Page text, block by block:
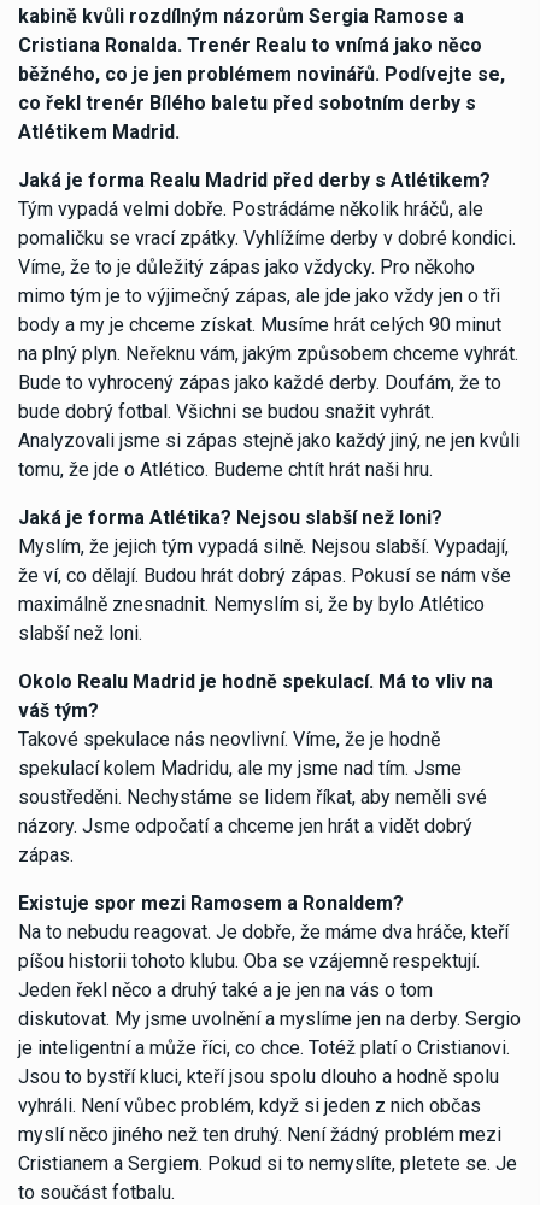
kabině kvůli rozdílným názorům Sergia Ramose a
Cristiana Ronalda. Trenér Realu to vnímá jako něco
běžného, co je jen problémem novinářů. Podívejte se,
co řekl trenér Bílého baletu před sobotním derby s
Atlétikem Madrid.
Jaká je forma Realu Madrid před derby s Atlétikem?
Tým vypadá velmi dobře. Postrádáme několik hráčů, ale
pomaličku se vrací zpátky. Vyhlížíme derby v dobré kondici.
Víme, že to je důležitý zápas jako vždycky. Pro někoho
mimo tým je to výjimečný zápas, ale jde jako vždy jen o tři
body a my je chceme získat. Musíme hrát celých 90 minut
na plný plyn. Neřeknu vám, jakým způsobem chceme vyhrát.
Bude to vyhrocený zápas jako každé derby. Doufám, že to
bude dobrý fotbal. Všichni se budou snažit vyhrát.
Analyzovali jsme si zápas stejně jako každý jiný, ne jen kvůli
tomu, že jde o Atlético. Budeme chtít hrát naši hru.
Jaká je forma Atlétika? Nejsou slabší než loni?
Myslím, že jejich tým vypadá silně. Nejsou slabší. Vypadají,
že ví, co dělají. Budou hrát dobrý zápas. Pokusí se nám vše
maximálně znesnadnit. Nemyslím si, že by bylo Atlético
slabší než loni.
Okolo Realu Madrid je hodně spekulací. Má to vliv na
váš tým?
Takové spekulace nás neovlivní. Víme, že je hodně
spekulací kolem Madridu, ale my jsme nad tím. Jsme
soustředěni. Nechystáme se lidem říkat, aby neměli své
názory. Jsme odpočatí a chceme jen hrát a vidět dobrý
zápas.
Existuje spor mezi Ramosem a Ronaldem?
Na to nebudu reagovat. Je dobře, že máme dva hráče, kteří
píšou historii tohoto klubu. Oba se vzájemně respektují.
Jeden řekl něco a druhý také a je jen na vás o tom
diskutovat. My jsme uvolnění a myslíme jen na derby. Sergio
je inteligentní a může říci, co chce. Totéž platí o Cristianovi.
Jsou to bystří kluci, kteří jsou spolu dlouho a hodně spolu
vyhráli. Není vůbec problém, když si jeden z nich občas
myslí něco jiného než ten druhý. Není žádný problém mezi
Cristianem a Sergiem. Pokud si to nemyslíte, pletete se. Je
to součást fotbalu.